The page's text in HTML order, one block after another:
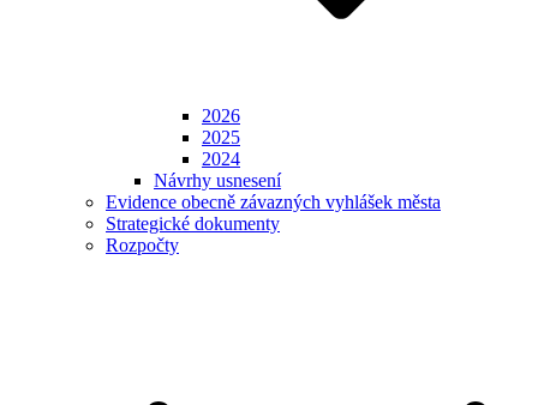
2026
2025
2024
Návrhy usnesení
Evidence obecně závazných vyhlášek města
Strategické dokumenty
Rozpočty